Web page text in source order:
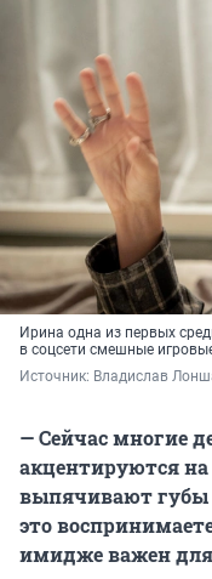
Ирина одна из первых
в соцсети смешные
Источник: Владислав
— Сейчас многие
акцентируются
выпячивают
это
имидже важен для